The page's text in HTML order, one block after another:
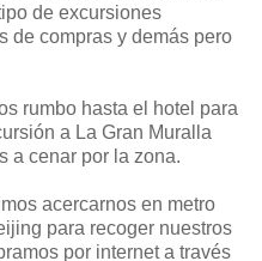
de excursiones
de compras y demás pero
rumbo hasta el hotel para
a La Gran Muralla
a cenar por la zona.
acercarnos en metro
para recoger nuestros
por internet a través